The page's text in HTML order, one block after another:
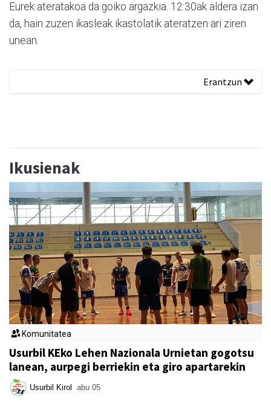
Eurek ateratakoa da goiko argazkia. 12:30ak aldera izan
da, hain zuzen ikasleak ikastolatik ateratzen ari ziren
unean.
Erantzun
Ikusienak
Komunitatea
Usurbil KEko Lehen Nazionala Urnietan gogotsu
lanean, aurpegi berriekin eta giro apartarekin
Usurbil Kirol abu 05